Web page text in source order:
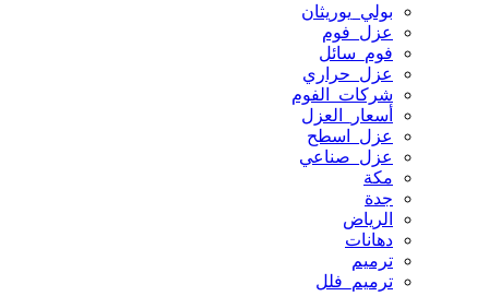
بولي_يوريثان
عزل_فوم
فوم_سائل
عزل_حراري
شركات_الفوم
أسعار_العزل
عزل_اسطح
عزل_صناعي
مكة
جدة
الرياض
دهانات
ترميم
ترميم_فلل